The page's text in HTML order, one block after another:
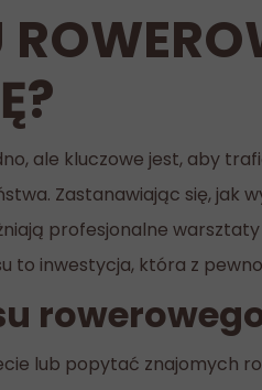
ale kluczowe jest, aby
Zastanawiając się, jak
profesjonalne warsztaty
to inwestycja, która z
lub popytać znajomych